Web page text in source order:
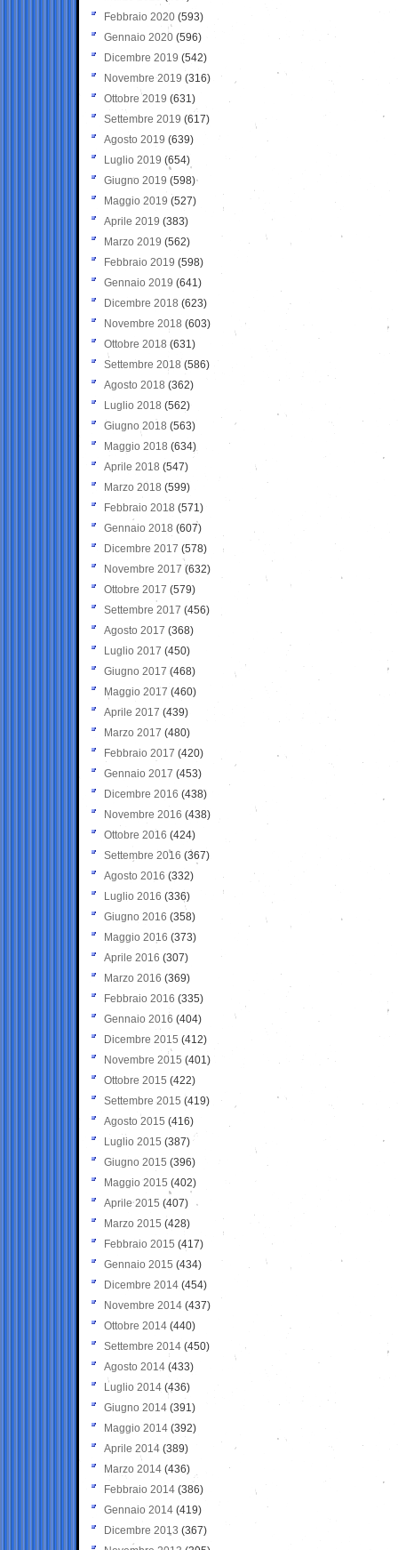
Febbraio 2020 (593)
Gennaio 2020 (596)
Dicembre 2019 (542)
Novembre 2019 (316)
Ottobre 2019 (631)
Settembre 2019 (617)
Agosto 2019 (639)
Luglio 2019 (654)
Giugno 2019 (598)
Maggio 2019 (527)
Aprile 2019 (383)
Marzo 2019 (562)
Febbraio 2019 (598)
Gennaio 2019 (641)
Dicembre 2018 (623)
Novembre 2018 (603)
Ottobre 2018 (631)
Settembre 2018 (586)
Agosto 2018 (362)
Luglio 2018 (562)
Giugno 2018 (563)
Maggio 2018 (634)
Aprile 2018 (547)
Marzo 2018 (599)
Febbraio 2018 (571)
Gennaio 2018 (607)
Dicembre 2017 (578)
Novembre 2017 (632)
Ottobre 2017 (579)
Settembre 2017 (456)
Agosto 2017 (368)
Luglio 2017 (450)
Giugno 2017 (468)
Maggio 2017 (460)
Aprile 2017 (439)
Marzo 2017 (480)
Febbraio 2017 (420)
Gennaio 2017 (453)
Dicembre 2016 (438)
Novembre 2016 (438)
Ottobre 2016 (424)
Settembre 2016 (367)
Agosto 2016 (332)
Luglio 2016 (336)
Giugno 2016 (358)
Maggio 2016 (373)
Aprile 2016 (307)
Marzo 2016 (369)
Febbraio 2016 (335)
Gennaio 2016 (404)
Dicembre 2015 (412)
Novembre 2015 (401)
Ottobre 2015 (422)
Settembre 2015 (419)
Agosto 2015 (416)
Luglio 2015 (387)
Giugno 2015 (396)
Maggio 2015 (402)
Aprile 2015 (407)
Marzo 2015 (428)
Febbraio 2015 (417)
Gennaio 2015 (434)
Dicembre 2014 (454)
Novembre 2014 (437)
Ottobre 2014 (440)
Settembre 2014 (450)
Agosto 2014 (433)
Luglio 2014 (436)
Giugno 2014 (391)
Maggio 2014 (392)
Aprile 2014 (389)
Marzo 2014 (436)
Febbraio 2014 (386)
Gennaio 2014 (419)
Dicembre 2013 (367)